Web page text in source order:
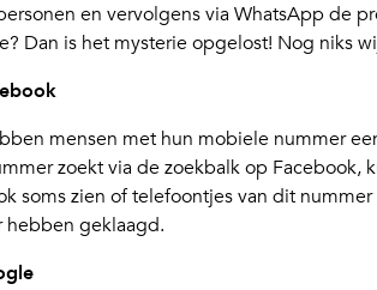
en vervolgens via WhatsApp de
Dan is het mysterie opgelost! Nog niks
mensen met hun mobiele nummer
zoekt via de zoekbalk op Facebook,
soms zien of telefoontjes van dit
hebben geklaagd.